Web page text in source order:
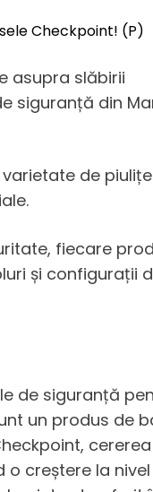
asupra slăbirii
siguranță din
de
fiecare
și configurații
de siguranță
un produs de
cererea
o creștere la nivel